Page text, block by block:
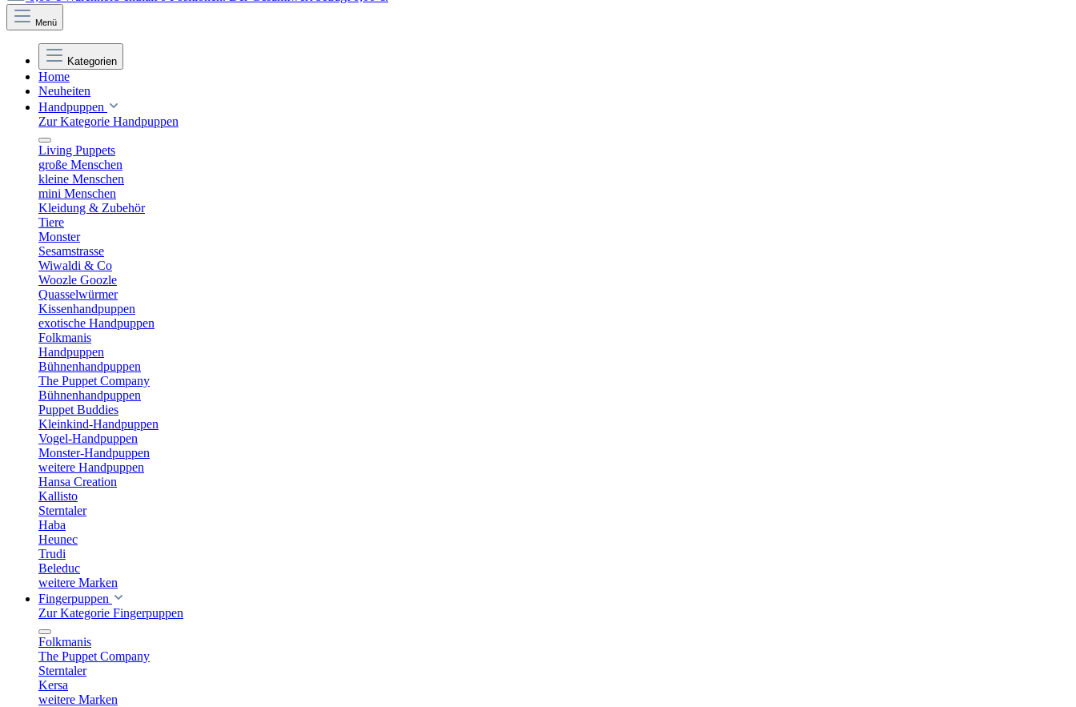
Menü
Kategorien
Home
Neuheiten
Handpuppen
Zur Kategorie Handpuppen
Living Puppets
große Menschen
kleine Menschen
mini Menschen
Kleidung & Zubehör
Tiere
Monster
Sesamstrasse
Wiwaldi & Co
Woozle Goozle
Quasselwürmer
Kissenhandpuppen
exotische Handpuppen
Folkmanis
Handpuppen
Bühnenhandpuppen
The Puppet Company
Bühnenhandpuppen
Puppet Buddies
Kleinkind-Handpuppen
Vogel-Handpuppen
Monster-Handpuppen
weitere Handpuppen
Hansa Creation
Kallisto
Sterntaler
Haba
Heunec
Trudi
Beleduc
weitere Marken
Fingerpuppen
Zur Kategorie Fingerpuppen
Folkmanis
The Puppet Company
Sterntaler
Kersa
weitere Marken